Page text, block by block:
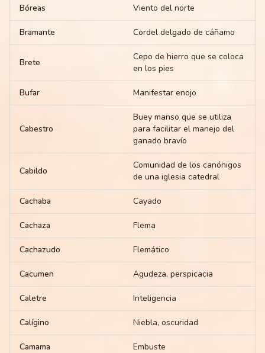
Bóreas Viento del norte
Bramante Cordel delgado de cáñamo
Brete
Cepo de hierro que se coloca
en los pies
Bufar Manifestar enojo
Cabestro
Buey manso que se utiliza
para facilitar el manejo del
ganado bravío
Cabildo
Comunidad de los canónigos
de una iglesia catedral
Cachaba Cayado
Cachaza Flema
Cachazudo Flemático
Cacumen Agudeza, perspicacia
Caletre Inteligencia
Calígino Niebla, oscuridad
Camama Embuste